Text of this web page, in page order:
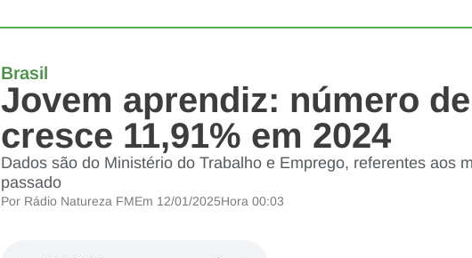
Brasil
Jovem aprendiz: número
cresce 11,91% em 2024
Dados são do Ministério do Trabalho e Emprego, referentes aos
passado
Por Rádio Natureza FMEm 12/01/2025Hora 00:03